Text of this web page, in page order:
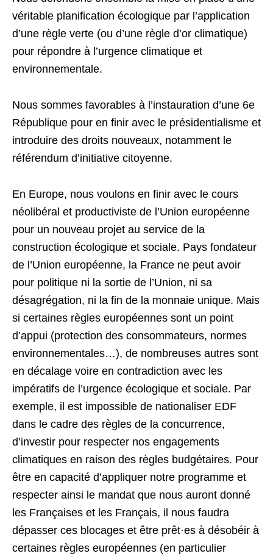
véritable planification écologique par l’application
d’une règle verte (ou d’une règle d’or climatique)
pour répondre à l’urgence climatique et
environnementale.
Nous sommes favorables à l’instauration d’une 6e
République pour en finir avec le présidentialisme et
introduire des droits nouveaux, notamment le
référendum d’initiative citoyenne.
En Europe, nous voulons en finir avec le cours
néolibéral et productiviste de l’Union européenne
pour un nouveau projet au service de la
construction écologique et sociale. Pays fondateur
de l’Union européenne, la France ne peut avoir
pour politique ni la sortie de l’Union, ni sa
désagrégation, ni la fin de la monnaie unique. Mais
si certaines règles européennes sont un point
d’appui (protection des consommateurs, normes
environnementales…), de nombreuses autres sont
en décalage voire en contradiction avec les
impératifs de l’urgence écologique et sociale. Par
exemple, il est impossible de nationaliser EDF
dans le cadre des règles de la concurrence,
d’investir pour respecter nos engagements
climatiques en raison des règles budgétaires. Pour
être en capacité d’appliquer notre programme et
respecter ainsi le mandat que nous auront donné
les Françaises et les Français, il nous faudra
dépasser ces blocages et être prêt·es à désobéir à
certaines règles européennes (en particulier